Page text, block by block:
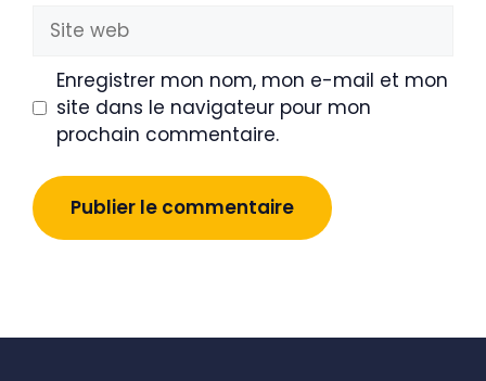
Site
web
Enregistrer mon nom, mon e-mail et mon
site dans le navigateur pour mon
prochain commentaire.